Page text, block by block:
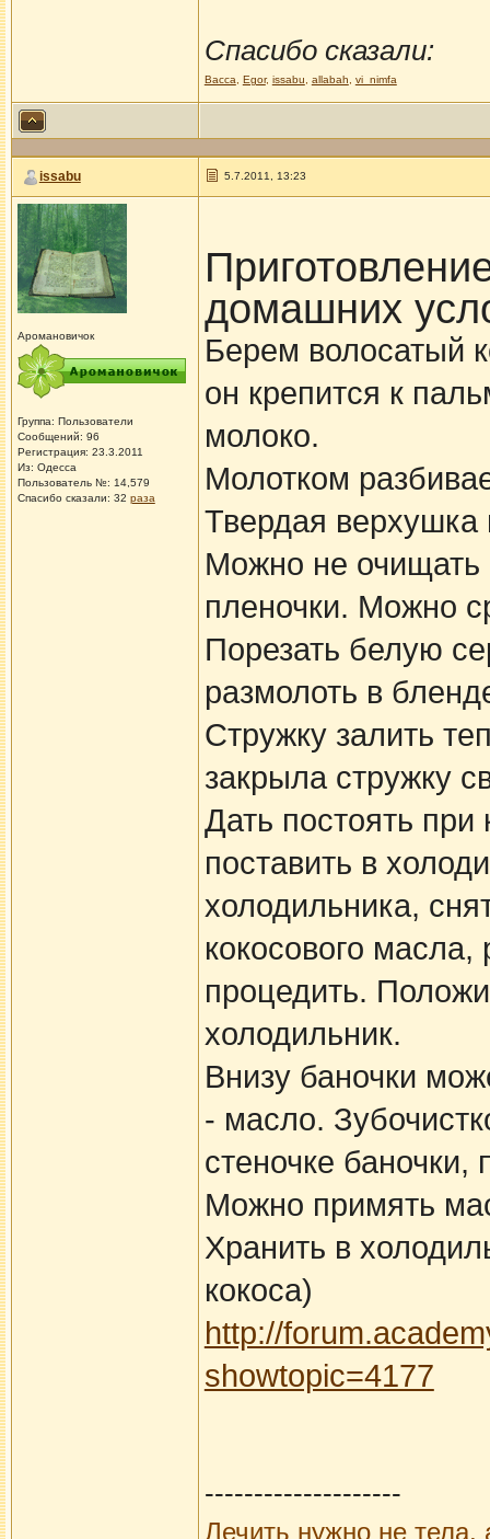
Спасибо сказали:
Васса Egor, issabu allabah vi_nimfa
issabu 5.7.2011, 13:23
Аромановичок
Группа: Пользователи
Сообщений: 96
Регистрация: 23.3.2011
Из: Одесса
Пользователь №: 14,579
Спасибо сказали: 32 раза
домашних
Берем волосатый
он крепится к
молоко.
Молотком
Твердая верхушка
Можно не очищать
пленочки. Можно
Порезать белую
размолоть в
Стружку залить
закрыла стружку
Дать постоять
поставить в
холодильника,
кокосового масла,
процедить.
холодильник.
Внизу баночки
- масло.
стеночке баночки,
Можно примять
Хранить в
кокоса)
http://
showtopic=4177
--------------------
Лечить нужно не тела,